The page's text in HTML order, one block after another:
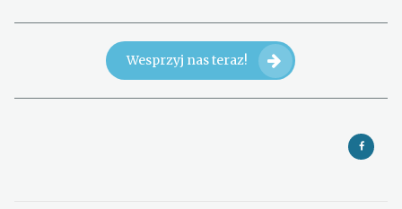
Wesprzyj nas teraz!